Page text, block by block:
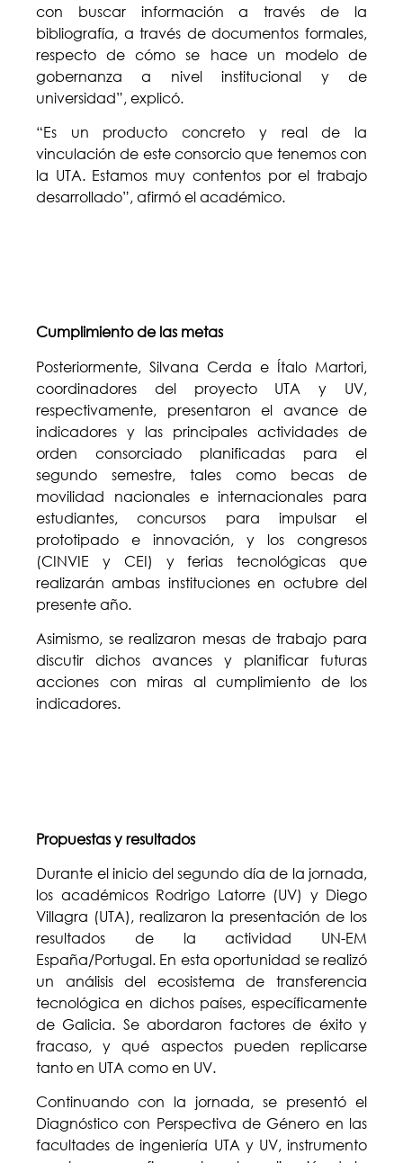
con buscar información a través de la
bibliografía, a través de documentos formales,
respecto de cómo se hace un modelo de
gobernanza a nivel institucional y de
universidad”, explicó.
“Es un producto concreto y real de la
vinculación de este consorcio que tenemos con
la UTA. Estamos muy contentos por el trabajo
desarrollado”, afirmó el académico.
Cumplimiento de las metas
Posteriormente, Silvana Cerda e Ítalo Martori,
coordinadores del proyecto UTA y UV,
respectivamente, presentaron el avance de
indicadores y las principales actividades de
orden consorciado planificadas para el
segundo semestre, tales como becas de
movilidad nacionales e internacionales para
estudiantes, concursos para impulsar el
prototipado e innovación, y los congresos
(CINVIE y CEI) y ferias tecnológicas que
realizarán ambas instituciones en octubre del
presente año.
Asimismo, se realizaron mesas de trabajo para
discutir dichos avances y planificar futuras
acciones con miras al cumplimiento de los
indicadores.
Propuestas y resultados
Durante el inicio del segundo día de la jornada,
los académicos Rodrigo Latorre (UV) y Diego
Villagra (UTA), realizaron la presentación de los
resultados de la actividad UN-EM
España/Portugal. En esta oportunidad se realizó
un análisis del ecosistema de transferencia
tecnológica en dichos países, específicamente
de Galicia. Se abordaron factores de éxito y
fracaso, y qué aspectos pueden replicarse
tanto en UTA como en UV.
Continuando con la jornada, se presentó el
Diagnóstico con Perspectiva de Género en las
facultades de ingeniería UTA y UV, instrumento